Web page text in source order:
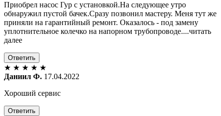
Приобрел насос Гур с установкой.На следующее утро
обнаружил пустой бачек.Сразу позвонил мастеру. Меня тут же
приняли на гарантийный ремонт. Оказалось - под замену
уплотнительное колечко на напорном трубопроводе....читать
далее
Ответить
★ ★ ★ ★ ★
Даниил Ф. 17.04.2022
Хороший сервис
Ответить